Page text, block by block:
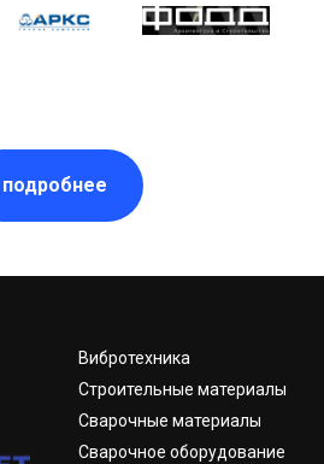
подробнее
Вибротехника
Строительные материалы
Сварочные материалы
Сварочное оборудование